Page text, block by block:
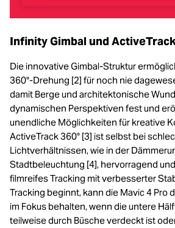
technologies
Powered byUsercentrics
Infinity Gimbal und
Die innovative Gimbal-Struktur
360°-Drehung [2] für noch nie
damit Berge und architektonische
dynamischen Perspektiven fest und
unendliche Möglichkeiten für kreative
ActiveTrack 360° [3] ist selbst bei
Lichtverhältnissen, wie in der
Stadtbeleuchtung [4], hervorragend
filmreifes Tracking mit verbesserter
Tracking beginnt, kann die Mavic 4 Pro
im Fokus behalten, wenn die untere
teilweise durch Büsche verdeckt ist